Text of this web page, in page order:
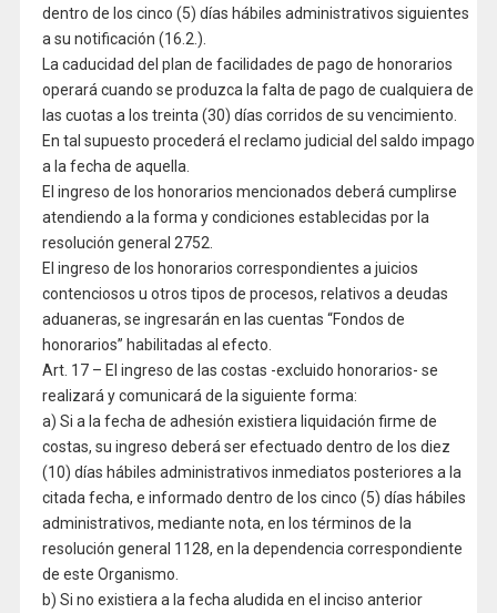
dentro de los cinco (5) días hábiles administrativos siguientes
a su notificación (16.2.).
La caducidad del plan de facilidades de pago de honorarios
operará cuando se produzca la falta de pago de cualquiera de
las cuotas a los treinta (30) días corridos de su vencimiento.
En tal supuesto procederá el reclamo judicial del saldo impago
a la fecha de aquella.
El ingreso de los honorarios mencionados deberá cumplirse
atendiendo a la forma y condiciones establecidas por la
resolución general 2752.
El ingreso de los honorarios correspondientes a juicios
contenciosos u otros tipos de procesos, relativos a deudas
aduaneras, se ingresarán en las cuentas “Fondos de
honorarios” habilitadas al efecto.
Art. 17 – El ingreso de las costas -excluido honorarios- se
realizará y comunicará de la siguiente forma:
a) Si a la fecha de adhesión existiera liquidación firme de
costas, su ingreso deberá ser efectuado dentro de los diez
(10) días hábiles administrativos inmediatos posteriores a la
citada fecha, e informado dentro de los cinco (5) días hábiles
administrativos, mediante nota, en los términos de la
resolución general 1128, en la dependencia correspondiente
de este Organismo.
b) Si no existiera a la fecha aludida en el inciso anterior